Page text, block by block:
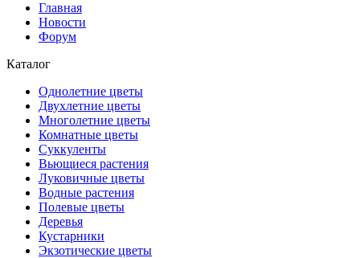
Главная
Новости
Форум
Каталог
Однолетние цветы
Двухлетние цветы
Многолетние цветы
Комнатные цветы
Суккуленты
Вьющиеся растения
Луковичные цветы
Водные растения
Полевые цветы
Деревья
Кустарники
Экзотические цветы